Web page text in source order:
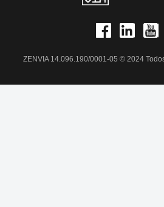
ZENVIA 14.096.190/0001-05 © 2024